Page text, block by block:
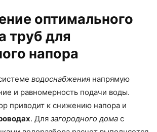
оптимального
труб для
напора
водоснабжения напрямую
и равномерность подачи воды.
приводит к снижению напора и
. Для загородного дома с